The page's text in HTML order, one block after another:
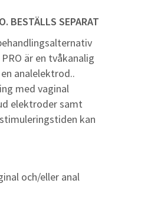
BESTÄLLS SEPARAT
är en tvåkanalig
analelektrod..
med vaginal
elektroder samt
kan
och/eller anal